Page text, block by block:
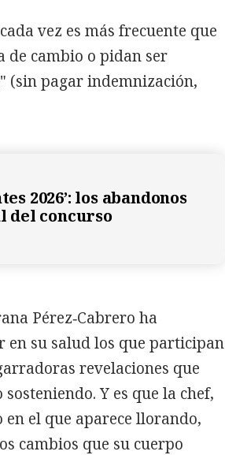
vez es más frecuente que
de cambio o pidan ser
(sin pagar indemnización,
2026’: los abandonos
del concurso
Pérez‑Cabrero ha
en su salud los que participan
revelaciones que
Y es que la chef,
el que aparece llorando,
cambios que su cuerpo